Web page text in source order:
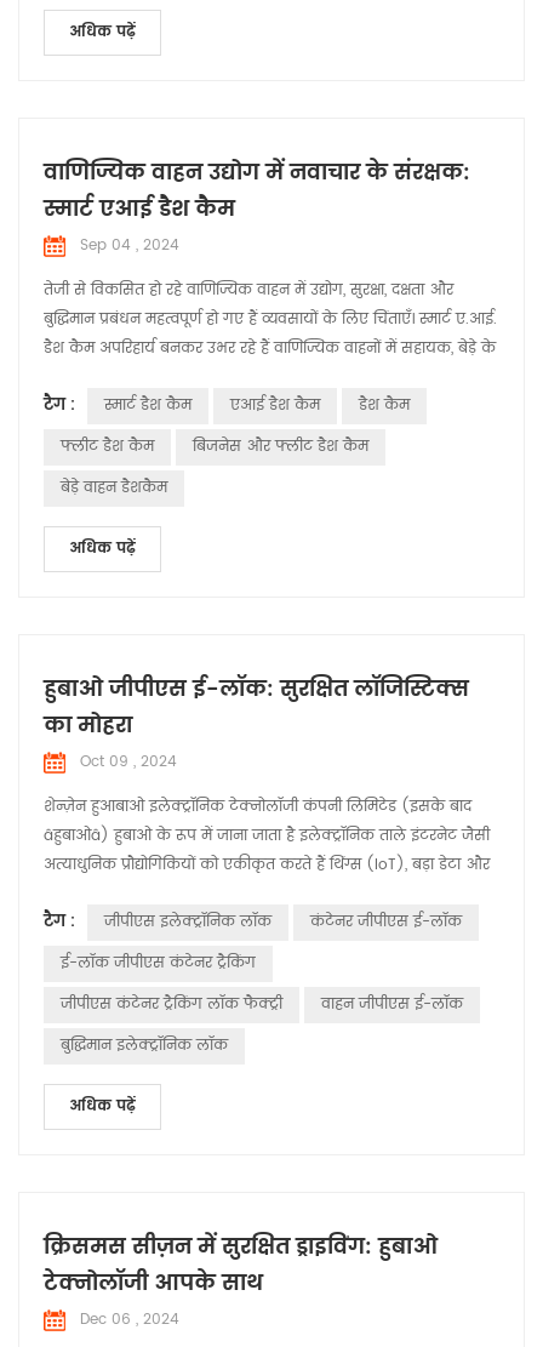
अधिक पढ़ें
वाणिज्यिक वाहन उद्योग में नवाचार के संरक्षक:
स्मार्ट एआई डैश कैम
Sep 04 , 2024
तेजी से विकसित हो रहे वाणिज्यिक वाहन में उद्योग, सुरक्षा, दक्षता और
बुद्धिमान प्रबंधन महत्वपूर्ण हो गए हैं व्यवसायों के लिए चिंताएँ। स्मार्ट ए.आई.
डैश कैम अपरिहार्य बनकर उभर रहे हैं वाणिज्यिक वाहनों में सहायक, बेड़े के
श्रृंखला प्रदान करते हैं उनकी उन्नत प्रौद्योगिकी के साथ वाणिज्यिक वाहनों
के लिए कार्यक्षमताएँ बहुकार्यात्मकता: हा...
टैग : स्मार्ट डैश कैम एआई डैश कैम
डैश कैम
फ्लीट डैश कैम
बिजनेस और फ्लीट डैश कैम
बेड़े वाहन डैशकैम
अधिक पढ़ें
हुबाओ जीपीएस ई-लॉक: सुरक्षित लॉजिस्टिक्स
का मोहरा
Oct 09 , 2024
शेन्ज़ेन हुआबाओ इलेक्ट्रॉनिक टेक्नोलॉजी कंपनी लिमिटेड (इसके बाद
âहुबाओâ) हुबाओ के रूप में जाना जाता है इलेक्ट्रॉनिक ताले इंटरनेट जैसी
अत्याधुनिक प्रौद्योगिकियों को एकीकृत करते हैं थिंग्स (IoT), बड़ा डेटा और
समाधान। उत्पाद की मुख्य विशेषताएं: 1. वास्तविक समय ट्रैकिंग और
निगरानी: HUABAO इलेक्ट्रॉनिक ताले सक्षम कार्गो परिवहन ...
टैग : जीपीएस इलेक्ट्रॉनिक लॉक
कंटेनर जीपीएस ई-लॉक
ई-लॉक ​​जीपीएस कंटेनर ट्रैकिंग
जीपीएस कंटेनर ट्रैकिंग लॉक फैक्ट्री
वाहन जीपीएस ई-लॉक
बुद्धिमान इलेक्ट्रॉनिक लॉक
अधिक पढ़ें
क्रिसमस सीज़न में सुरक्षित ड्राइविंग: हुबाओ
टेक्नोलॉजी आपके साथ
Dec 06 , 2024